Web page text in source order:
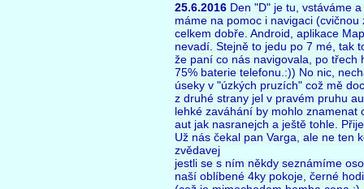
25.6.2016 Den "D" je tu, vstáváme
máme na pomoc i navigaci
celkem dobře. Android, aplikace
nevadí. Stejně to jedu po 7 mé, tak
že paní co nás navigovala, po třech
75% baterie telefonu.:)) No nic,
úseky v "úzkých pruzích" což mě
z druhé strany jel v pravém pruhu
lehké zaváhání by mohlo znamenat
aut jak nasranejch a ještě tohle.
Už nás čekal pan Varga, ale ne ten
zvědavej
jestli se s ním někdy seznámíme
naší oblíbené 4ky pokoje, černé